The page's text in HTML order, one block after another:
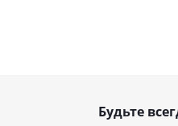
Будьте